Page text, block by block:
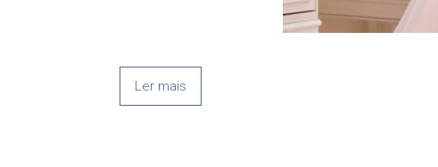
Ler mais